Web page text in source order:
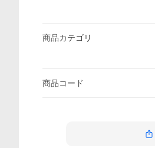
商品カテゴリ
商品コード